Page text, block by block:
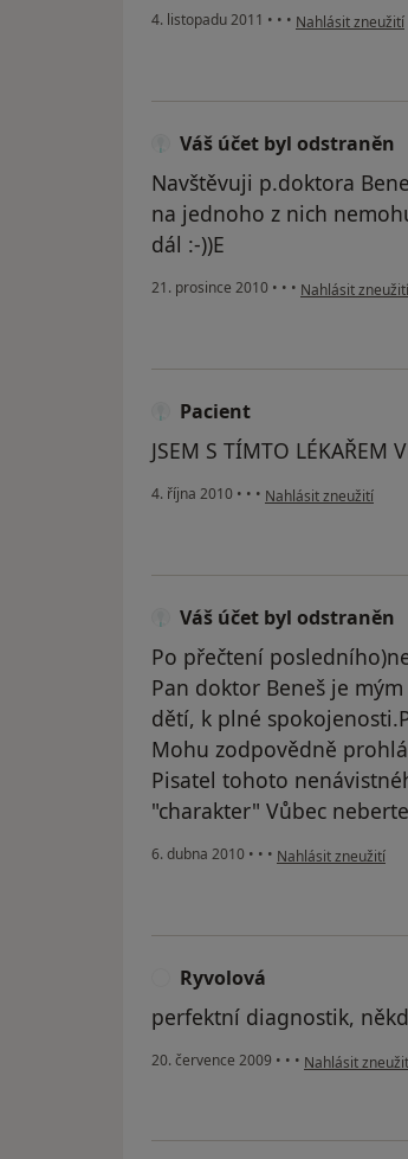
4. listopadu 2011 • • • podle názoru
Nahlásit zneužití
Váš účet byl odstraněn
Navštěvuji p.doktora
na jednoho z nich
dál :-))E
21. prosince 2010 • • • podle názoru
Nahlásit zneužití
Pacient
JSEM S TÍMTO LÉKAŘEM
4. října 2010 • • • podle názoru
Nahlásit zneužití
Váš účet byl odstraněn
Po přečtení
Pan doktor Beneš je
dětí, k plné
Mohu zodpovědně
Pisatel tohoto
"charakter" Vůbec
6. dubna 2010 • • • podle názoru
Nahlásit zneužití
Ryvolová
perfektní diagnostik,
20. července 2009 • • • podle názoru
Nahlásit